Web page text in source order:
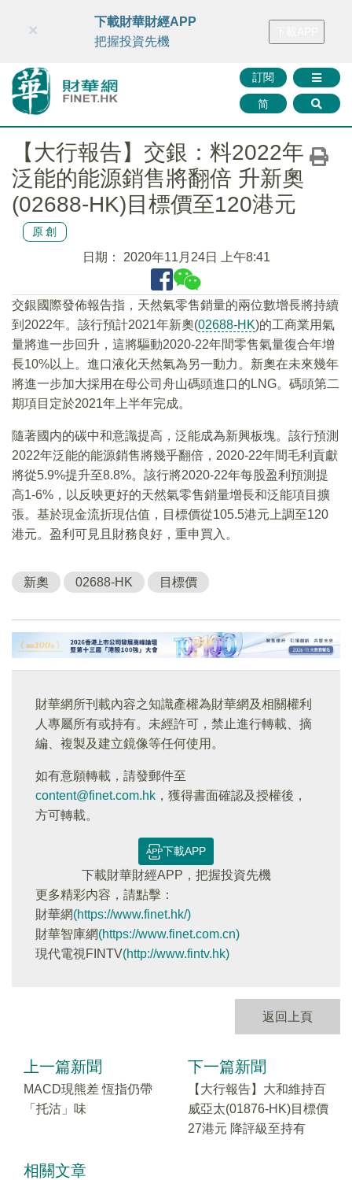
財華智庫網 FINTV FINMETA 財華證券 媒體矩陣
訂閱
简
×
下載財華財經APP
把握投資先機
【大行報告】交銀：料2022年
泛能的能源銷售將翻倍 升新奧
(02688-HK)目標價至120港元
原創
日期： 2020年11月24日 上午8:41
交銀國際發佈報告指，天然氣零售銷量的兩位數增長將持續
到2022年。該行預計2021年新奧(02688-HK)的工商業用氣
量將進一步回升，這將驅動2020-22年間零售氣量復合年增
長10%以上。進口液化天然氣為另一動力。新奧在未來幾年
將進一步加大採用在母公司舟山碼頭進口的LNG。碼頭第二
期項目定於2021年上半年完成。
隨著國内的碳中和意識提高，泛能成為新興板塊。該行預測
2022年泛能的能源銷售將幾乎翻倍，2020-22年間毛利貢獻
將從5.9%提升至8.8%。該行將2020-22年每股盈利預測提
高1-6%，以反映更好的天然氣零售銷量增長和泛能項目擴
張。基於現金流折現估值，目標價從105.5港元上調至120
港元。盈利可見且財務良好，重申買入。
新奧 02688-HK 目標價
財華網所刊載內容之知識產權為財華網及相關權利
人專屬所有或持有。未經許可，禁止進行轉載、摘
編、複製及建立鏡像等任何使用。
如有意願轉載，請發郵件至
content@finet.com.hk ，獲得書面確認及授權後，
方可轉載。
下載APP
下載財華財經APP，把握投資先機
更多精彩内容，請點擊：
財華網(https://www.finet.hk/)
財華智庫網(https://www.finet.com.cn)
現代電視FINTV(http://www.fintv.hk)
返回上頁
上一篇新聞
MACD現熊差 恆指仍帶
「托沽」味
下一篇新聞
【大行報告】大和維持百
威亞太(01876-HK)目標價
27港元 降評級至持有
相關文章